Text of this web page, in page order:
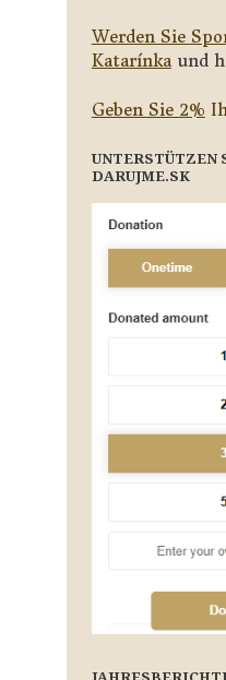
Werden Sie
Katarínkaund
Geben Sie 2%
UNTERSTÜTZEN
DARUJME.SK